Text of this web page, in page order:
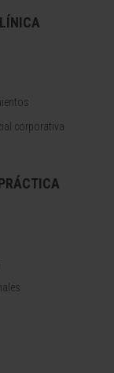
corporativa